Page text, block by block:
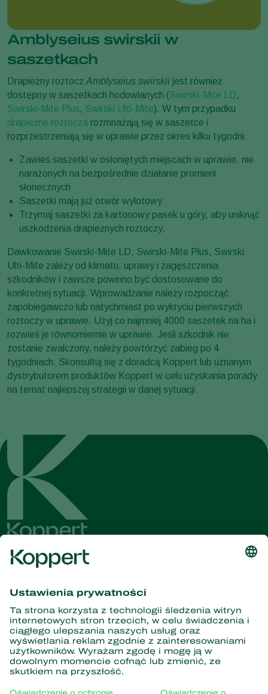
Amblyseius swirskii w
saszetkach
Drapieżny roztocz Amblyseius swirskii jest również
dostępny w saszetkach hodowlanych (Swirski-Mite LD,
Swirski-Mite Plus, Swirski Ulti-Mite). W tym przypadku
drapieżne roztocza rozmnażają się w saszetce i
rozprzestrzeniają się w uprawie przez okres kilku tygodni.
Zawieś saszetki w osłoniętych miejscach w uprawie, nie
narażonych na bezpośrednie działanie promieni
słonecznych
Saszetki mają już otwór wylotowy
Trzymaj saszetki za kartonowy pasek u góry, aby uniknąć
uszkodzenia drapieżnych roztoczy.
Dawkowanie Swirski-Mite LD, Swirski-Mite Plus, Swirski
Ulti-Mite zależy od klimatu, uprawy i zagęszczenia
szkodników i zawsze powinno być dostosowane do
konkretnej sytuacji. Wprowadzanie należy rozpocząć
zapobiegawczo lub natychmiast po wykryciu pierwszych
roztoczy w uprawie. Użyj co najmniej 4000 saszetek na ha i
rozwieś je równomiernie w uprawie. Jeśli szkodnik nie
zostanie zwalczony, należy powtórzyć zabieg po 4
tygodniach. Skonsultuj się z doradcą Koppert lub uznanym
dystrybutorem produktów Koppert w celu uzyskania porady
na temat najlepszej strategii w danej sytuacji.
Dostęp do najnowszych
wiadomości i informacji
Zasubskrybuj tutaj
Partnerstwo z naturą